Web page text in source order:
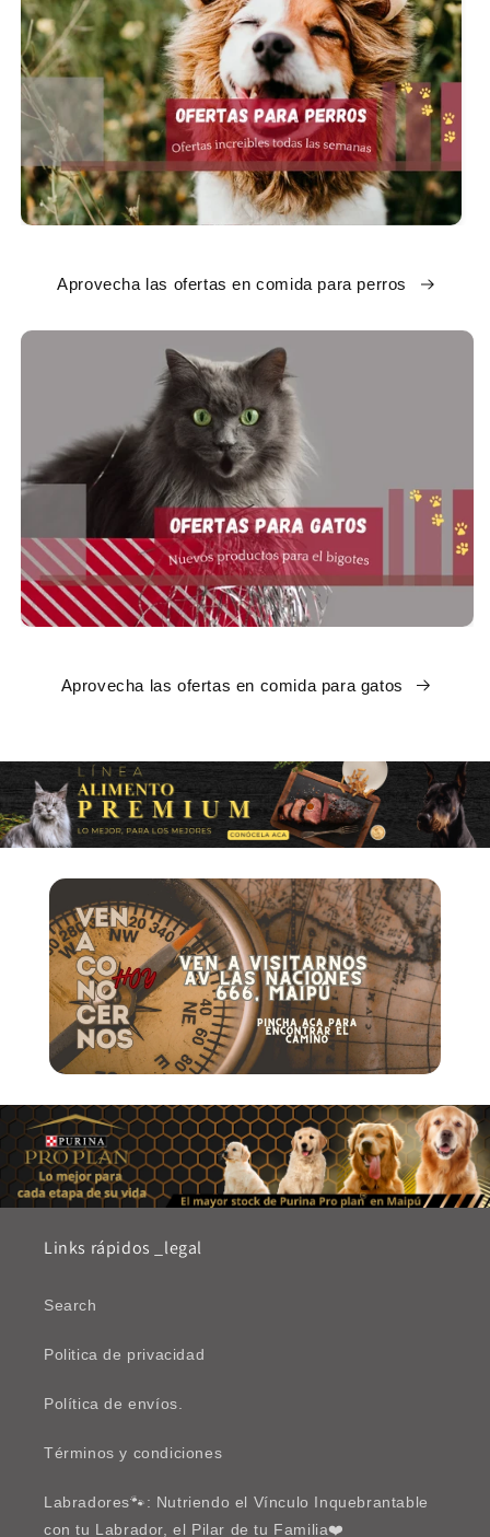
Aprovecha las ofertas en comida para perros
Aprovecha las ofertas en comida para gatos
Links rápidos _legal
Search
Politica de privacidad
Política de envíos.
Términos y condiciones
Labradores🐾: Nutriendo el Vínculo Inquebrantable
con tu Labrador, el Pilar de tu Familia❤️